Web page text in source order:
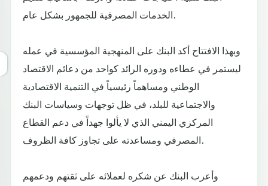
الخدمات المصرفية للجمهور بشكل عام.
وبهذا الافتتاح أكد البنك على المنهجية المؤسسية في عمله
ليستمر في عطاءه ودوره الرائد كواحد من دعائم الاقتصاد
الوطني ومساهماً رئيسياً في التنمية الاقتصادية
والاجتماعية للبلد، في ظل توجهات وسياسات البنك
المركزي اليمني الذي لا يألوا جهداً في دعم القطاع
المصرفي ومساعدته على تجاوز كافة الظروف.
وأعرب البنك عن شكره لعملائه على ثقتهم ودعمهم